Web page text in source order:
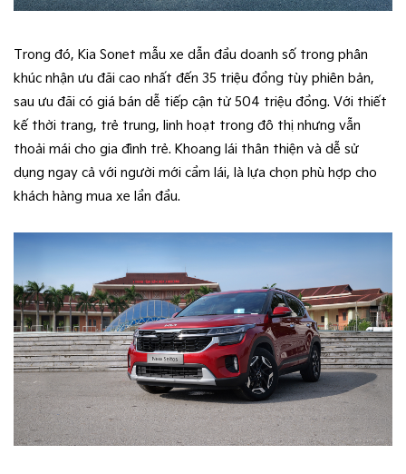
Trong đó, Kia Sonet mẫu xe dẫn đầu doanh số trong phân
khúc nhận ưu đãi cao nhất đến 35 triệu đồng tùy phiên bản,
sau ưu đãi có giá bán dễ tiếp cận từ 504 triệu đồng. Với thiết
kế thời trang, trẻ trung, linh hoạt trong đô thị nhưng vẫn
thoải mái cho gia đình trẻ. Khoang lái thân thiện và dễ sử
dụng ngay cả với người mới cầm lái, là lựa chọn phù hợp cho
khách hàng mua xe lần đầu.